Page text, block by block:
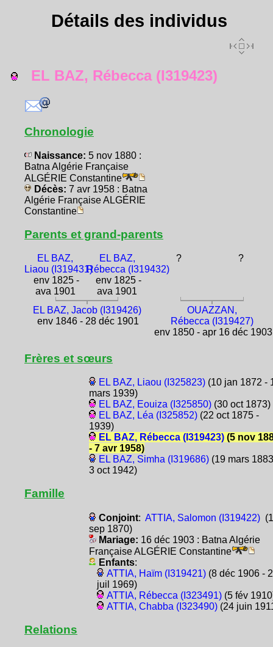
Détails des individus
EL BAZ, Rébecca (I319423)
Chronologie
Naissance: 5 nov 1880 :
Batna Algérie Française
ALGÉRIE Constantine
Décès: 7 avr 1958 : Batna
Algérie Française ALGÉRIE
Constantine
Parents et grand-parents
EL BAZ,
Liaou (I319431)
env 1825 -
ava 1901
EL BAZ,
Rébecca (I319432)
env 1825 -
ava 1901
? ?
EL BAZ, Jacob (I319426)
env 1846 - 28 déc 1901
OUAZZAN,
Rébecca (I319427)
env 1850 - apr 16 déc 1903
Frères et sœurs
EL BAZ, Liaou (I325823)(10 jan 1872 -
mars 1939)
EL BAZ, Eouiza (I325850)(30 oct 1873)
EL BAZ, Léa (I325852)(22 oct 1875 -
1939)
EL BAZ, Rébecca (I319423)(5 nov
- 7 avr 1958)
EL BAZ, Simha (I319686)(19 mars
3 oct 1942)
Famille
Conjoint: ATTIA, Salomon (I319422)
sep 1870)
Mariage: 16 déc 1903 : Batna Algérie
Française ALGÉRIE Constantine
Enfants:
ATTIA, Haïm (I319421)(8 déc 1906 -
juil 1969)
ATTIA, Rébecca (I323491)(5 fév
ATTIA, Chabba (I323490)(24 juin
Relations